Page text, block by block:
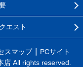
エスト
スマップ
PCサイト
All rights reserved.